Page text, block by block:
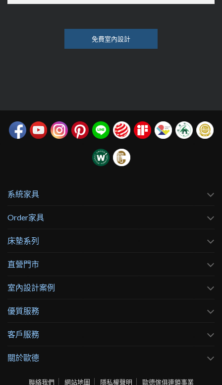
免費室內設計
系統家具
Order家具
床墊系列
直營門市
室內設計案例
優質服務
客戶服務
關於歐德
聯絡我們 網站地圖 隱私權聲明 歐德傢俱連鎖事業